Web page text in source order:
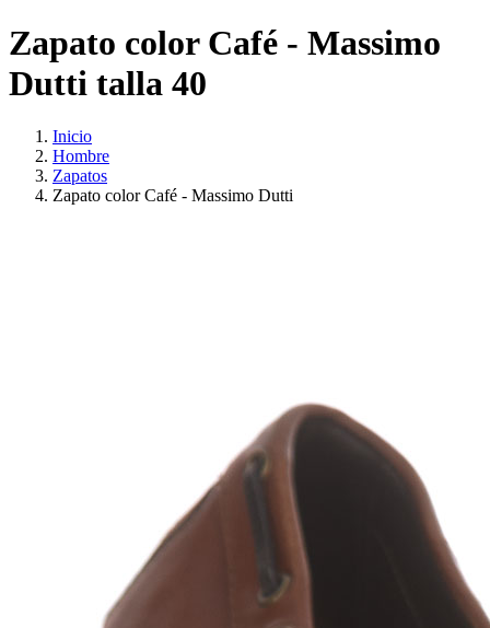
Zapato color Café - Massimo
Dutti talla 40
Inicio
Hombre
Zapatos
Zapato color Café - Massimo Dutti